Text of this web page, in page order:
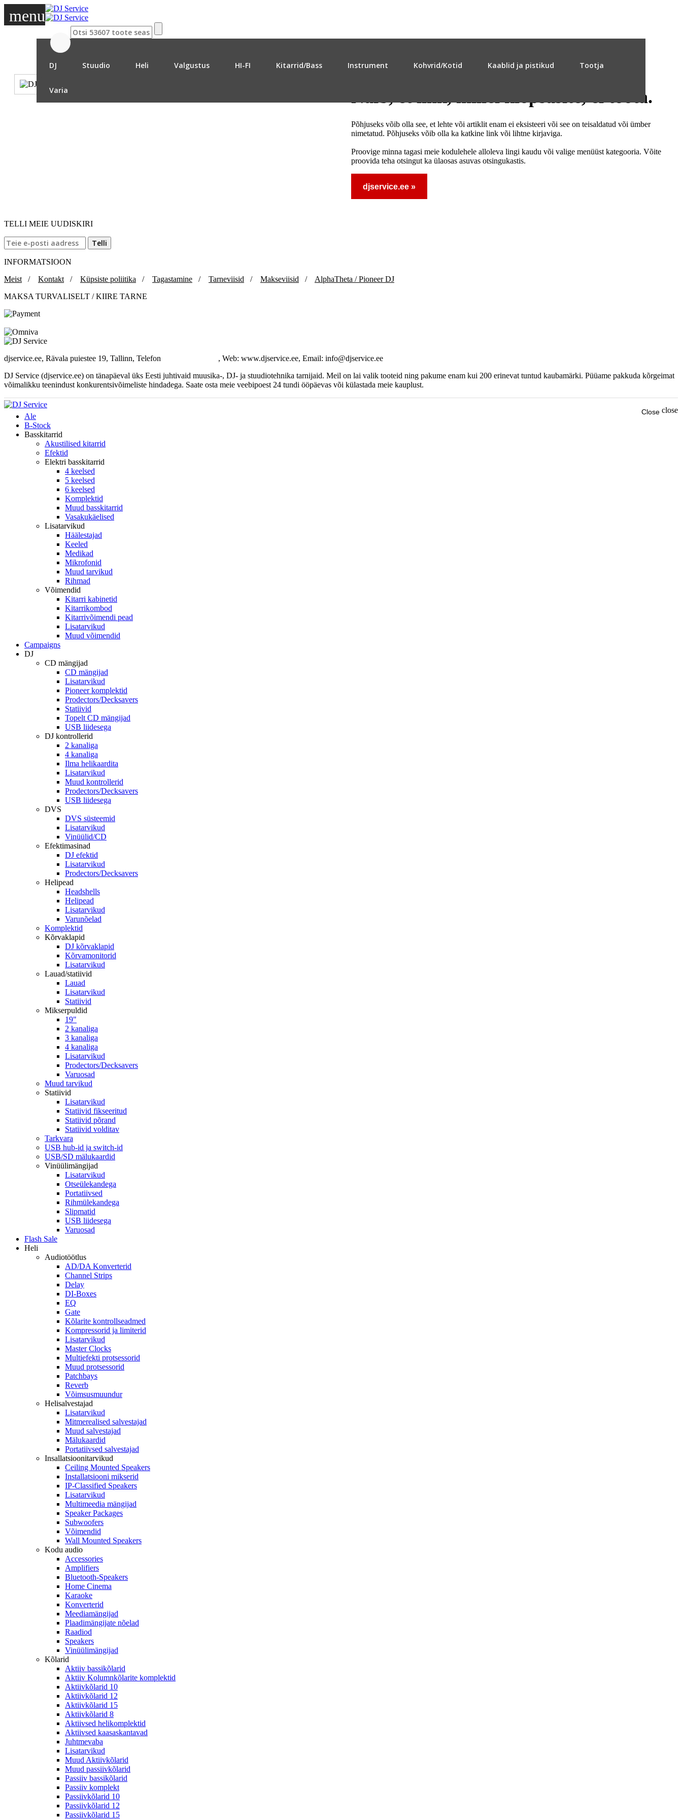
menu
DJ Stuudio Heli Valgustus HI-FI Kitarrid/Bass Instrument Kohvrid/Kotid Kaablid ja pistikud Tootja
Varia Näib, et link, millel klõpsasite, ei tööta.
Põhjuseks võib olla see, et lehte või artiklit enam ei eksisteeri või see on teisaldatud või ümber
nimetatud. Põhjuseks võib olla ka katkine link või lihtne kirjaviga.
Proovige minna tagasi meie kodulehele alloleva lingi kaudu või valige menüüst kategooria. Võite
proovida teha otsingut ka ülaosas asuvas otsingukastis.
TELLI MEIE UUDISKIRI
INFORMATSIOON
Meist / Kontakt / Küpsiste poliitika / Tagastamine / Tarneviisid / Makseviisid / AlphaTheta / Pioneer DJ
MAKSA TURVALISELT / KIIRE TARNE
djservice.ee, Rävala puiestee 19, Tallinn, Telefon
, Web: www.djservice.ee, Email: info@djservice.ee
DJ Service (djservice.ee) on tänapäeval üks Eesti juhtivaid muusika-, DJ- ja stuudiotehnika tarnijaid. Meil on lai valik tooteid ning pakume enam kui 200 erinevat tuntud kaubamärki. Püüame pakkuda kõrgeimat
võimalikku teenindust konkurentsivõimeliste hindadega. Saate osta meie veebipoest 24 tundi ööpäevas või külastada meie kauplust.
close
Close
Ale
B-Stock
Basskitarrid
Akustilised kitarrid
Efektid
Elektri basskitarrid
4 keelsed
5 keelsed
6 keelsed
Komplektid
Muud basskitarrid
Vasakukäelised
Lisatarvikud
Häälestajad
Keeled
Medikad
Mikrofonid
Muud tarvikud
Rihmad
Võimendid
Kitarri kabinetid
Kitarrikombod
Kitarrivõimendi pead
Lisatarvikud
Muud võimendid
Campaigns
DJ
CD mängijad
CD mängijad
Lisatarvikud
Pioneer komplektid
Prodectors/Decksavers
Statiivid
Topelt CD mängijad
USB liidesega
DJ kontrollerid
2 kanaliga
4 kanaliga
Ilma helikaardita
Lisatarvikud
Muud kontrollerid
Prodectors/Decksavers
USB liidesega
DVS
DVS süsteemid
Lisatarvikud
Vinüülid/CD
Efektimasinad
DJ efektid
Lisatarvikud
Prodectors/Decksavers
Helipead
Headshells
Helipead
Lisatarvikud
Varunõelad
Komplektid
Kõrvaklapid
DJ kõrvaklapid
Kõrvamonitorid
Lisatarvikud
Lauad/statiivid
Lauad
Lisatarvikud
Statiivid
Mikserpuldid
19"
2 kanaliga
3 kanaliga
4 kanaliga
Lisatarvikud
Prodectors/Decksavers
Varuosad
Muud tarvikud
Statiivid
Lisatarvikud
Statiivid fikseeritud
Statiivid põrand
Statiivid volditav
Tarkvara
USB hub-id ja switch-id
USB/SD mälukaardid
Vinüülimängijad
Lisatarvikud
Otseülekandega
Portatiivsed
Rihmülekandega
Slipmatid
USB liidesega
Varuosad
Flash Sale
Heli
Audiotöötlus
AD/DA Konverterid
Channel Strips
Delay
DI-Boxes
EQ
Gate
Kõlarite kontrollseadmed
Kompressorid ja limiterid
Lisatarvikud
Master Clocks
Multiefekti protsessorid
Muud protsessorid
Patchbays
Reverb
Võimsusmuundur
Helisalvestajad
Lisatarvikud
Mitmerealised salvestajad
Muud salvestajad
Mälukaardid
Portatiivsed salvestajad
Insallatsioonitarvikud
Ceiling Mounted Speakers
Installatsiooni mikserid
IP-Classified Speakers
Lisatarvikud
Multimeedia mängijad
Speaker Packages
Subwoofers
Võimendid
Wall Mounted Speakers
Kodu audio
Accessories
Amplifiers
Bluetooth-Speakers
Home Cinema
Karaoke
Konverterid
Meediamängijad
Plaadimängijate nõelad
Raadiod
Speakers
Vinüülimängijad
Kõlarid
Aktiiv bassikõlarid
Aktiiv Kolumnkõlarite komplektid
Aktiivkõlarid 10
Aktiivkõlarid 12
Aktiivkõlarid 15
Aktiivkõlarid 8
Aktiivsed helikomplektid
Aktiivsed kaasaskantavad
Juhtmevaba
Lisatarvikud
Muud Aktiivkõlarid
Muud passiivkõlarid
Passiiv bassikõlarid
Passiiv komplekt
Passiivkõlarid 10
Passiivkõlarid 12
Passiivkõlarid 15